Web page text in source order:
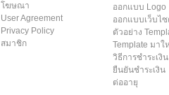
โฆษณา
User Agreement
Privacy Policy
สมาชิก
ออกแบบ Logo
ออกแบบเว็บไซ
ตัวอย่าง
Template มาใ
วิธีการชำระเงิน
ยืนยันชำระเงิน
ต่ออายุ